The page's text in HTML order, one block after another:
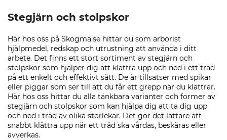
Stegjärn och stolpskor
Här hos oss på Skogma.se hittar du som arborist
hjälpmedel, redskap och utrustning att använda i ditt
arbete. Det finns ett stort sortiment av stegjärn och
stolpskor som hjälper dig att klättra upp och ned i ett träd
på ett enkelt och effektivt sätt. De är tillsatser med spikar
eller piggar som ser till att du får ett grepp när du klättrar.
Här hos oss hittar du alla tänkbara varianter och former av
stegjärn och stolpskor som kan hjälpa dig att ta dig upp
och ned i träd av olika storlekar. Det gör det lättare att
snabbt klättra upp när ett träd ska vårdas, beskäras eller
avverkas.